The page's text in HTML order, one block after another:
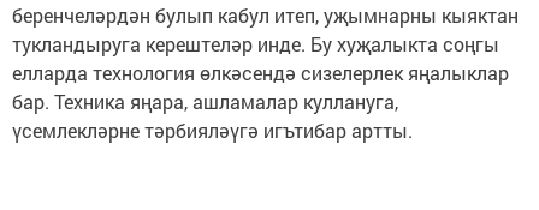
беренчеләрдән булып кабул итеп, уҗымнарны кыяктан
тукландыруга керештеләр инде. Бу хуҗалыкта соңгы
елларда технология өлкәсендә сизелерлек яңалыклар
бар. Техника яңара, ашламалар куллануга,
үсемлекләрне тәрбияләүгә игътибар артты.